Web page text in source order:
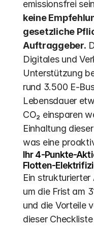
emissionsfrei
keine
gesetzliche
Auftraggeber.
Digitales und
Unterstützung
rund 3.500 E-
Lebensdauer
CO₂ einsparen
Einhaltung
was eine
Ihr 4-Punkte-
Flotten-
Ein
um die Frist am
und die Vorteile
dieser